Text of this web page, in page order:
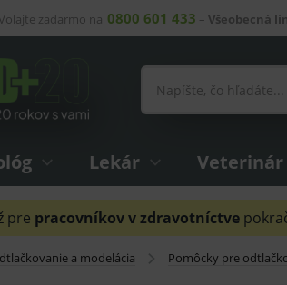
zadarmo na 0800 601 433 – Všeobecná
Lekár Veterinár
pre pracovníkov v zdravotníctve
a modelácia Pomôcky pre